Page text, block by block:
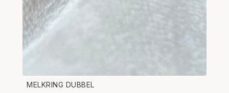
MELKRING DUBBEL